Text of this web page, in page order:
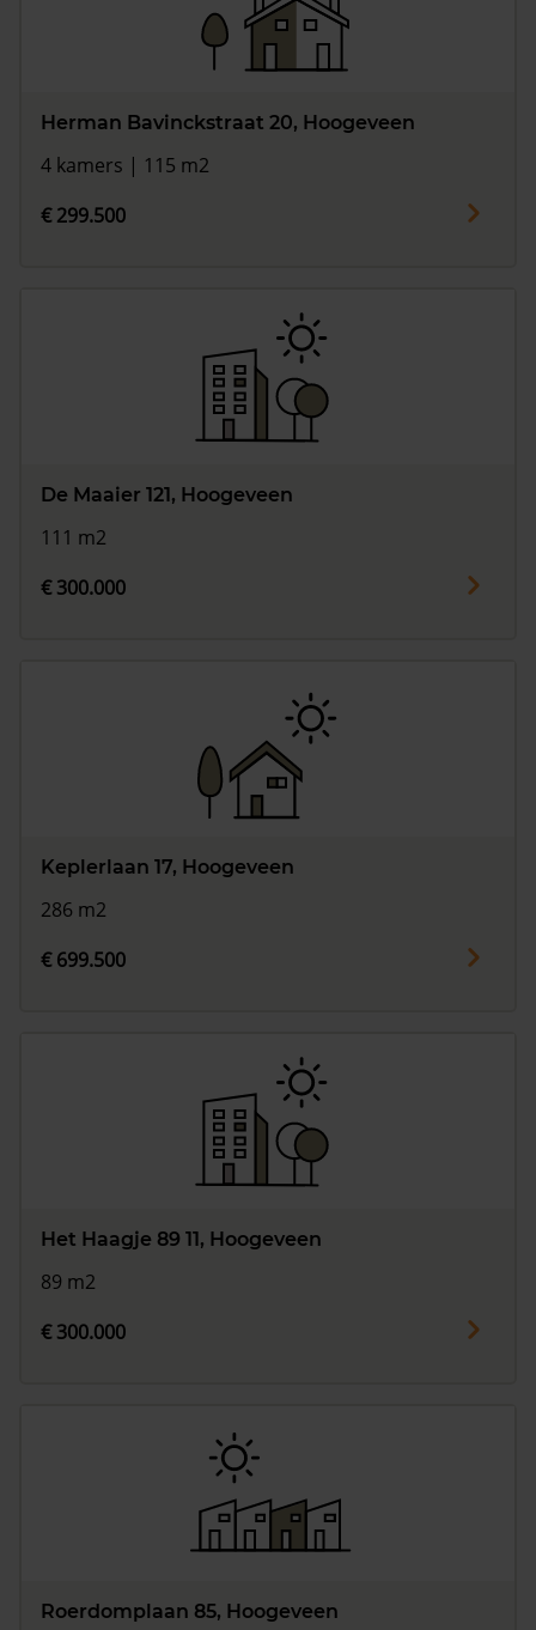
Herman Bavinckstraat 20, Hoogeveen
4 kamers | 115 m2
€ 299.500
De Maaier 121, Hoogeveen
111 m2
€ 300.000
Keplerlaan 17, Hoogeveen
286 m2
€ 699.500
Het Haagje 89 11, Hoogeveen
89 m2
€ 300.000
Roerdomplaan 85, Hoogeveen